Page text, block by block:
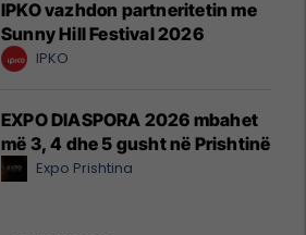
IPKO vazhdon partneritetin me
Sunny Hill Festival 2026
IPKO
EXPO DIASPORA 2026 mbahet
më 3, 4 dhe 5 gusht në Prishtinë
Expo Prishtina